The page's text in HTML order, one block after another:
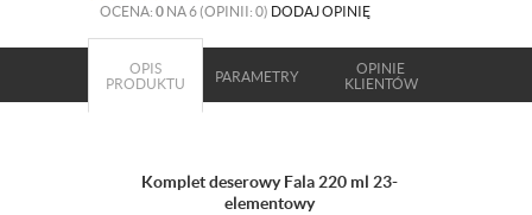
OCENA: 0 NA 6 (OPINII: 0) DODAJ OPINIĘ
OPIS
PRODUKTU
PARAMETRY
OPINIE
KLIENTÓW
Komplet deserowy Fala 220 ml 23-
elementowy